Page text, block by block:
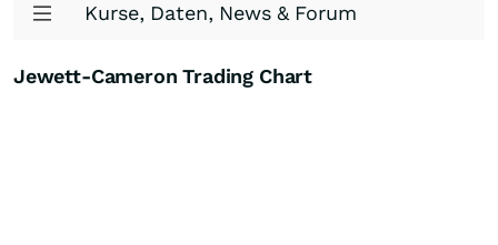
Kurse, Daten, News & Forum
Jewett-Cameron Trading Chart